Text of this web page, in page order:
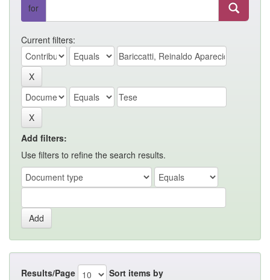
for
Current filters:
Add filters:
Use filters to refine the search results.
Results/Page Sort items by